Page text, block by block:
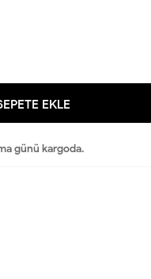
EKLE
günü kargoda.